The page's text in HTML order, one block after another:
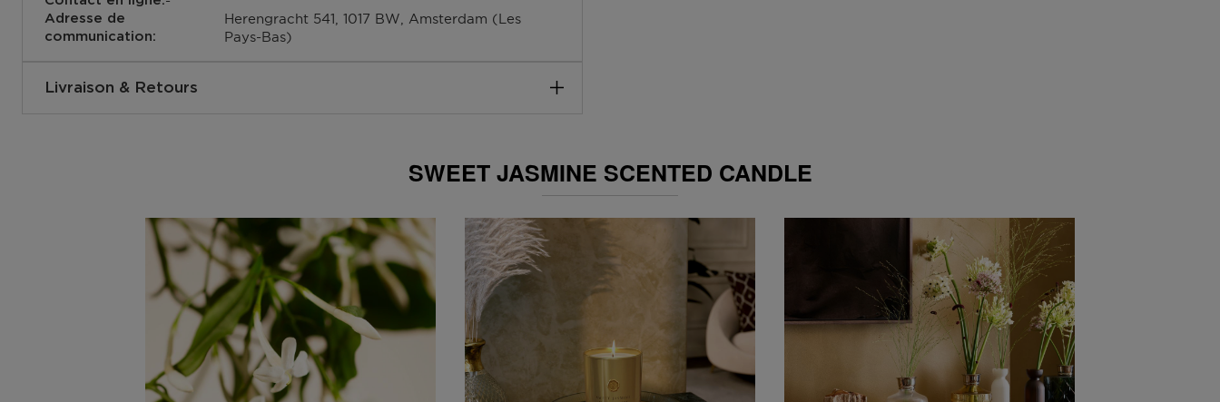
(1,2,3,4,5,6,7,8-Octahydro-2,3,8,8-Tetramethyl-2-Naphthyl)Ethan-1-one; Amber
Decane; Benzyl Salicylate; Linalool; (R)-p-Mentha-1,8-diene, d-Limonene. Peut
Adresse de
communication:
Herengracht 541, 1017 BW, Amsterdam (Les
Pays-Bas)
Livraison & Retours
magasins ou dans un point postal. Vous pouvez voir la date de livraison prévue
dans votre panier lors de la commande. Nous livrons gratuitement toutes vos
Collect, ainsi votre commande sera prête dans le magasin de votre choix au bout
Livraison à votre domicile ou à une autre adresse au Le Grand-Duché de
Le colis sera vous livre du lundi au vendredi entre 8h00 et 17h00. Vous n'êtes pas
à la maison ? Le livreur déposera un bon de livraison dans votre boîte aux lettres
à l'endroit où vous pourrez récupérer votre colis.
Retrait dans l'un de nos magasins ou dans un point postal ?
SWEET JASMINE SCENTED CANDLE